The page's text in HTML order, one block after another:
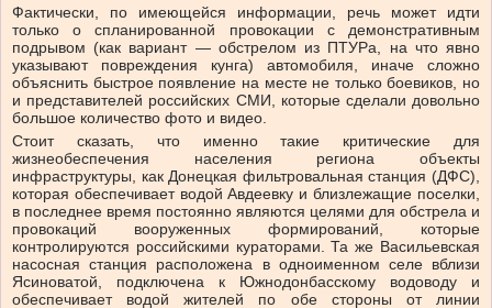
Фактически, по имеющейся информации, речь может идти
только о спланированной провокации с демонстративным
подрывом (как вариант — обстрелом из ПТУРа, на что явно
указывают повреждения кунга) автомобиля, иначе сложно
объяснить быстрое появление на месте не только боевиков, но
и представителей российских СМИ, которые сделали довольно
большое количество фото и видео.
Стоит сказать, что именно такие критические для
жизнеобеспечения населения региона объекты
инфраструктуры, как Донецкая фильтровальная станция (ДФС),
которая обеспечивает водой Авдеевку и близлежащие поселки,
в последнее время постоянно являются целями для обстрела и
провокаций вооруженных формирований, которые
контролируются российскими кураторами. Та же Васильевская
насосная станция расположена в одноименном селе вблизи
Ясиноватой, подключена к Южнодонбасскому водоводу и
обеспечивает водой жителей по обе стороны от линии